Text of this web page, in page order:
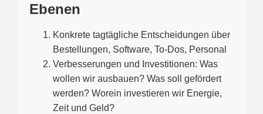
Ebenen
Konkrete tagtägliche Entscheidungen über
Bestellungen, Software, To-Dos, Personal
Verbesserungen und Investitionen: Was
wollen wir ausbauen? Was soll gefördert
werden? Worein investieren wir Energie,
Zeit und Geld?